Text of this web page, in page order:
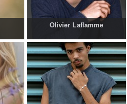
Olivier Laflamme